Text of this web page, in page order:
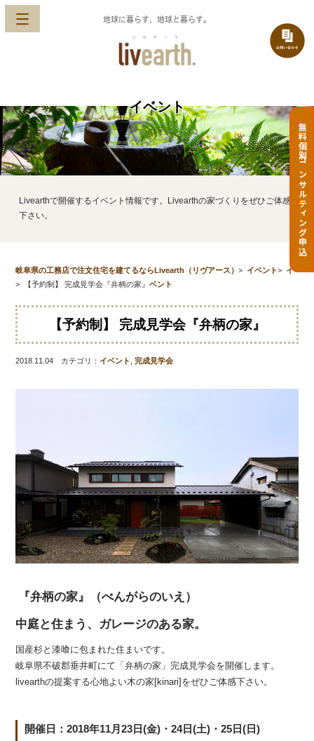
地球に暮らす、地球と暮らす。
無料個別コンサルティング申込
イベント
Livearthで開催するイベント情報です。Livearthの家づくりをぜひご体感
下さい。
岐阜県の工務店で注文住宅を建てるならLivearth（リヴアース）> イベント> イ
ベント
> 【予約制】 完成見学会『弁柄の家』
【予約制】 完成見学会『弁柄の家』
2018.11.04 カテゴリ：イベント ,完成見学会
『弁柄の家』（べんがらのいえ）
中庭と住まう、ガレージのある家。
国産杉と漆喰に包まれた住まいです。
岐阜県不破郡垂井町にて「弁柄の家」完成見学会を開催します。
livearthの提案する心地よい木の家[kinari]をぜひご体感下さい。
開催日：2018年11月23日(金)・24日(土)・25日(日)